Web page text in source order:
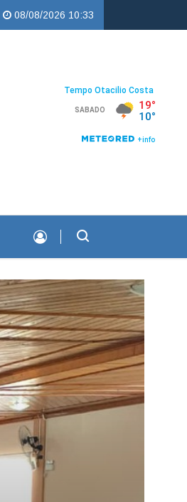
Copercampos deixa legado de
08/08/2026 10:33